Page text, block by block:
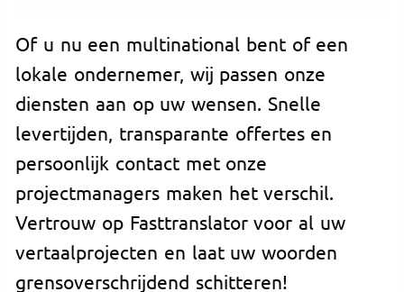
Of u nu een multinational bent of een
lokale ondernemer, wij passen onze
diensten aan op uw wensen. Snelle
levertijden, transparante offertes en
persoonlijk contact met onze
projectmanagers maken het verschil.
Vertrouw op Fasttranslator voor al uw
vertaalprojecten en laat uw woorden
grensoverschrijdend schitteren!